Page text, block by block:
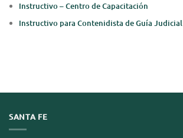
Instructivo – Centro de Capacitación
Instructivo para Contenidista de Guía Judicial
SANTA FE